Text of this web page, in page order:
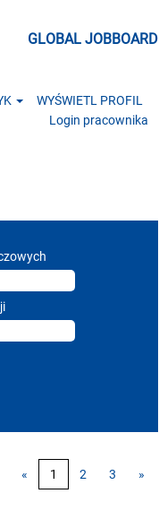
GLOBAL JOBBOARD
WYŚWIETL PROFIL
Login pracownika
« 1 2 3 »